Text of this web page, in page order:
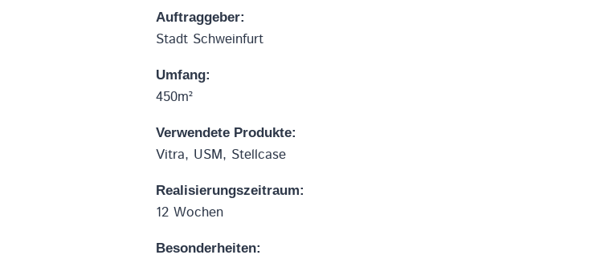
Auftraggeber:
Stadt Schweinfurt
Umfang:
450m²
Verwendete Produkte:
Vitra, USM, Stellcase
Realisierungszeitraum:
12 Wochen
Besonderheiten: